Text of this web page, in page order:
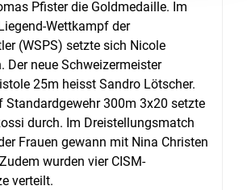
Pfister die Goldmedaille. Im
Wettkampf der
(WSPS) setzte sich Nicole
Der neue Schweizermeister
25m heisst Sandro Lötscher.
Standardgewehr 300m 3x20 setzte
durch. Im Dreistellungsmatch
Frauen gewann mit Nina Christen
wurden vier CISM-
verteilt.